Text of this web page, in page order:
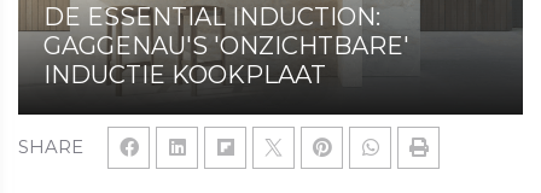
SHARE
DE ESSENTIAL INDUCTION:
GAGGENAU'S 'ONZICHTBARE'
INDUCTIE KOOKPLAAT